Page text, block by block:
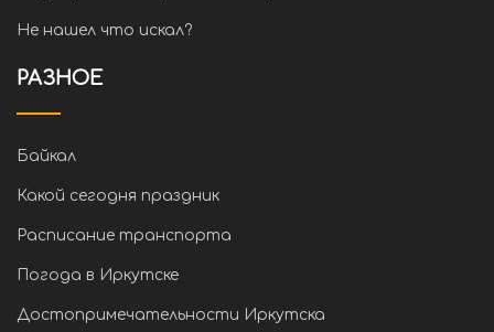
Не нашел что искал?
РАЗНОЕ
Байкал
Какой сегодня праздник
Расписание транспорта
Погода в Иркутске
Достопримечательности Иркутска